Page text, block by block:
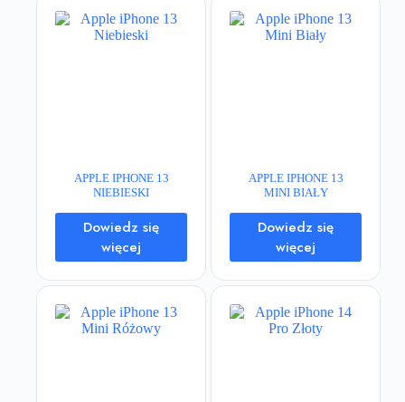
APPLE IPHONE 13
NIEBIESKI
Dowiedz się
więcej
APPLE IPHONE 13
MINI BIAŁY
Dowiedz się
więcej